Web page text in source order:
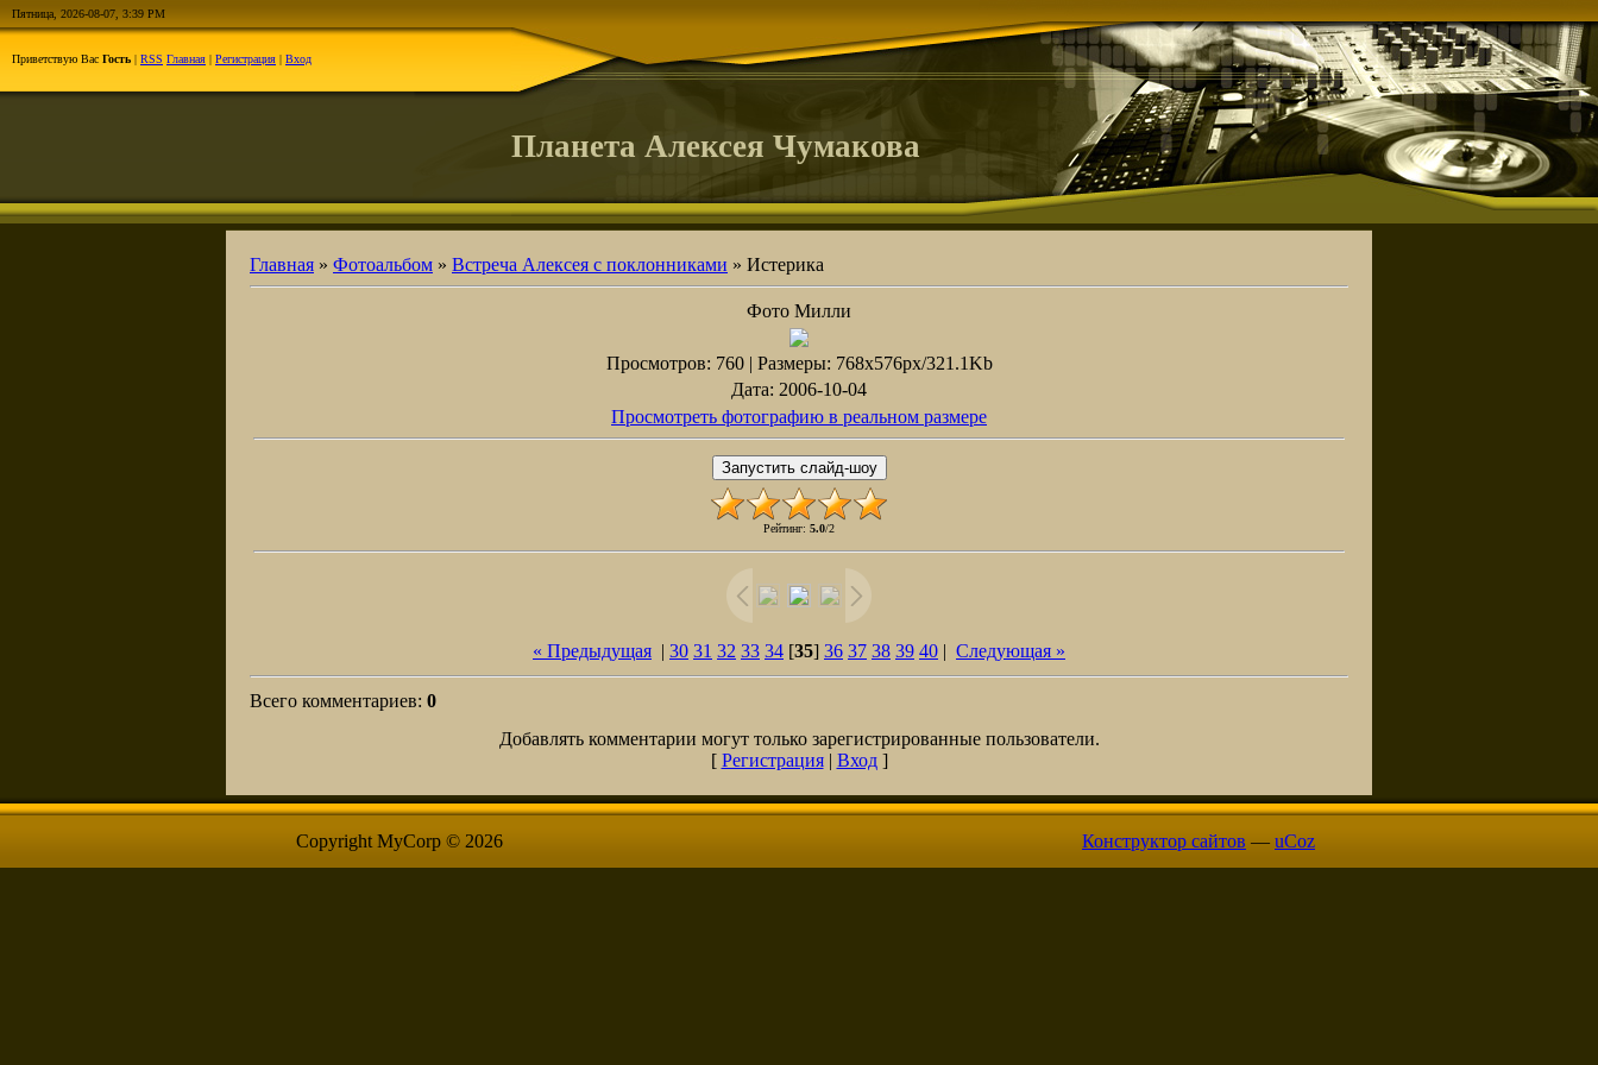
Пятница, 2026-08-07, 3:39 PM
Приветствую Вас Гость | RSS Главная | Регистрация | Вход
Планета Алексея Чумакова
Главная » Фотоальбом » Встреча Алексея с поклонниками » Истерика
Фото Милли
Просмотров: 760 | Размеры: 768x576px/321.1Kb
Дата: 2006-10-04
Просмотреть фотографию в реальном размере
Рейтинг: 5.0/2
« Предыдущая | 30 31 32 33 34 [35] 36 37 38 39 40 | Следующая »
Всего комментариев: 0
Добавлять комментарии могут только зарегистрированные пользователи.
[ Регистрация| Вход]
Copyright MyCorp © 2026 Конструктор сайтов — uCoz